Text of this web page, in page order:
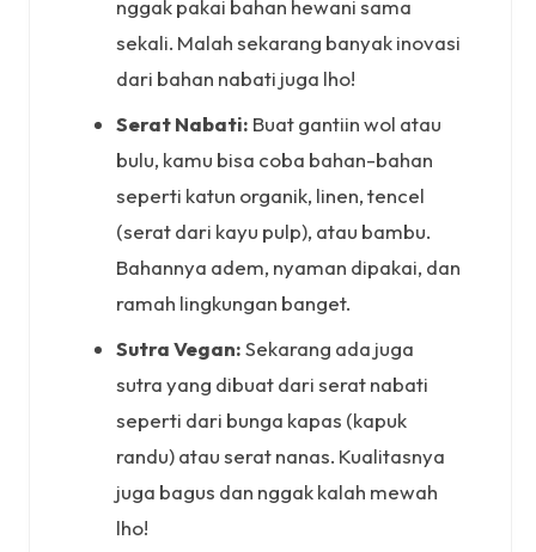
nggak pakai bahan hewani sama
sekali. Malah sekarang banyak inovasi
dari bahan nabati juga lho!
Serat Nabati: Buat gantiin wol atau
bulu, kamu bisa coba bahan-bahan
seperti katun organik, linen, tencel
(serat dari kayu pulp), atau bambu.
Bahannya adem, nyaman dipakai, dan
ramah lingkungan banget.
Sutra Vegan:Sekarang ada juga
sutra yang dibuat dari serat nabati
seperti dari bunga kapas (kapuk
randu) atau serat nanas. Kualitasnya
juga bagus dan nggak kalah mewah
lho!